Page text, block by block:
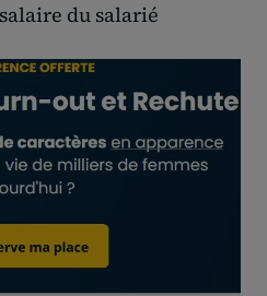
du salarié